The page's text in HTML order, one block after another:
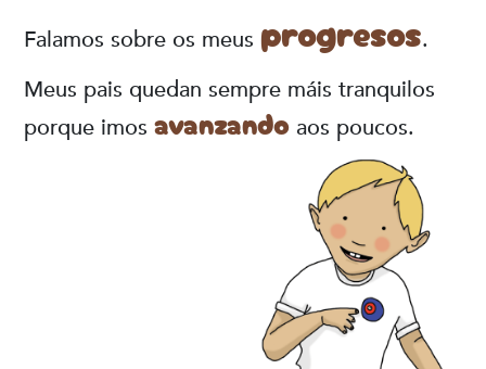
Falamos sobre os meusprogresos.
Meus pais quedan sempre máis tranquilos
porque imosavanzando aos poucos.